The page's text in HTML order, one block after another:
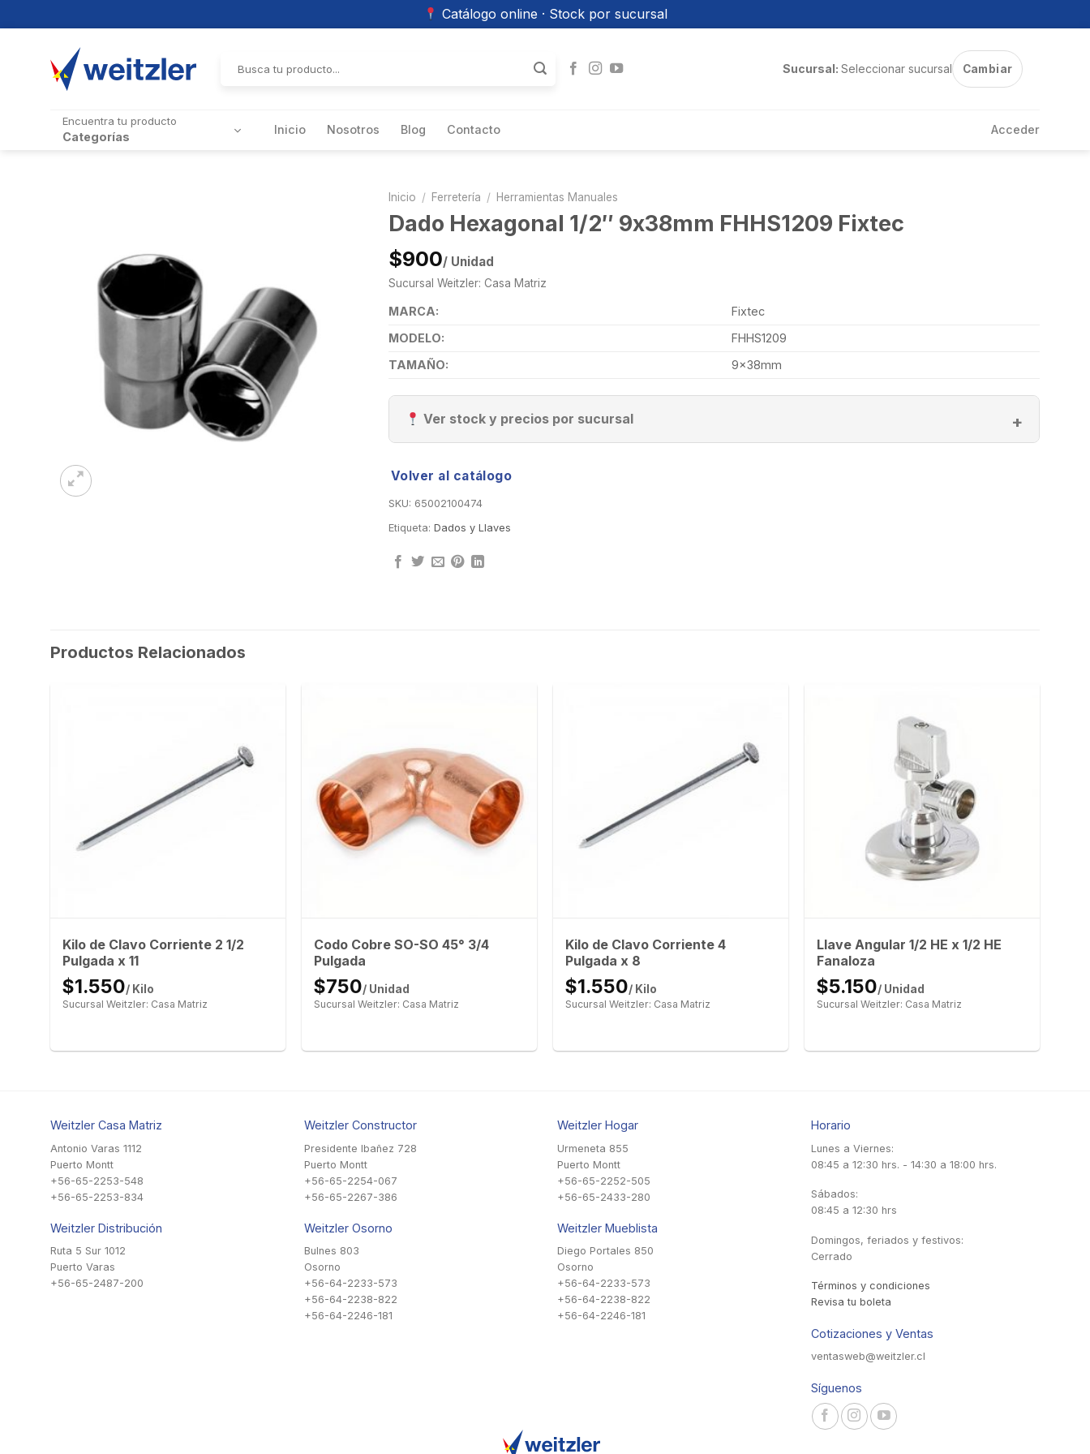
Catálogo online · Stock por sucursal
por:
Sucursal: Seleccionar sucursal Cambiar
Encuentra tu producto
Categorías Inicio Nosotros Blog Contacto Acceder
Inicio / Ferretería / Herramientas Manuales
Dado Hexagonal 1/2″ 9x38mm FHHS1209 Fixtec
$900/ Unidad
Sucursal Weitzler: Casa Matriz
MARCA:
Fixtec
MODELO:
FHHS1209
TAMAÑO:
9x38mm
Ver stock y precios por sucursal
Volver al catálogo
SKU: 65002100474
Etiqueta: Dados y Llaves
Productos Relacionados
Kilo de Clavo Corriente 2 1/2
Pulgada x 11
$1.550/ Kilo
Sucursal Weitzler: Casa Matriz
Codo Cobre SO-SO 45° 3/4
Pulgada
$750/ Unidad
Sucursal Weitzler: Casa Matriz
Kilo de Clavo Corriente 4
Pulgada x 8
$1.550/ Kilo
Sucursal Weitzler: Casa Matriz
Llave Angular 1/2 HE x 1/2 HE
Fanaloza
$5.150/ Unidad
Sucursal Weitzler: Casa Matriz
Weitzler Casa Matriz
Antonio Varas 1112
Puerto Montt
+56-65-2253-548
+56-65-2253-834
Weitzler Distribución
Ruta 5 Sur 1012
Puerto Varas
+56-65-2487-200
Weitzler Constructor
Presidente Ibañez 728
Puerto Montt
+56-65-2254-067
+56-65-2267-386
Weitzler Osorno
Bulnes 803
Osorno
+56-64-2233-573
+56-64-2238-822
+56-64-2246-181
Weitzler Hogar
Urmeneta 855
Puerto Montt
+56-65-2252-505
+56-65-2433-280
Weitzler Mueblista
Diego Portales 850
Osorno
+56-64-2233-573
+56-64-2238-822
+56-64-2246-181
Horario
Lunes a Viernes:
08:45 a 12:30 hrs. - 14:30 a 18:00 hrs.
Sábados:
08:45 a 12:30 hrs
Domingos, feriados y festivos:
Cerrado
Términos y condiciones
Revisa tu boleta
Cotizaciones y Ventas
ventasweb@weitzler.cl
Síguenos